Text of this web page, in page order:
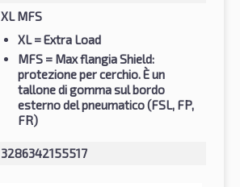
XL MFS
XL = Extra Load
MFS = Max flangia Shield:
protezione per cerchio. È un
tallone di gomma sul bordo
esterno del pneumatico (FSL, FP,
FR)
3286342155517